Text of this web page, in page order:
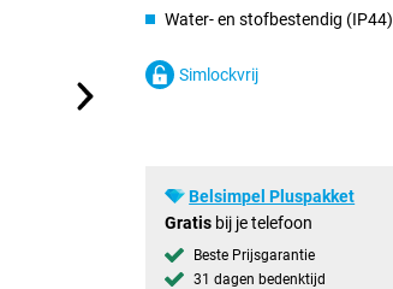
Water- en stofbestendig (IP44)
Simlockvrij
Belsimpel Pluspakket
Gratis bij je telefoon
Beste Prijsgarantie
31 dagen bedenktijd